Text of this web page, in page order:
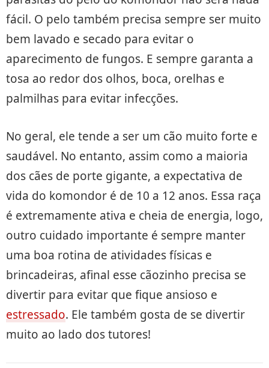
fácil. O pelo também precisa sempre ser muito
bem lavado e secado para evitar o
aparecimento de fungos. E sempre garanta a
tosa ao redor dos olhos, boca, orelhas e
palmilhas para evitar infecções.
No geral, ele tende a ser um cão muito forte e
saudável. No entanto, assim como a maioria
dos cães de porte gigante, a expectativa de
vida do komondor é de 10 a 12 anos. Essa raça
é extremamente ativa e cheia de energia, logo,
outro cuidado importante é sempre manter
uma boa rotina de atividades físicas e
brincadeiras, afinal esse cãozinho precisa se
divertir para evitar que fique ansioso e
estressado. Ele também gosta de se divertir
muito ao lado dos tutores!